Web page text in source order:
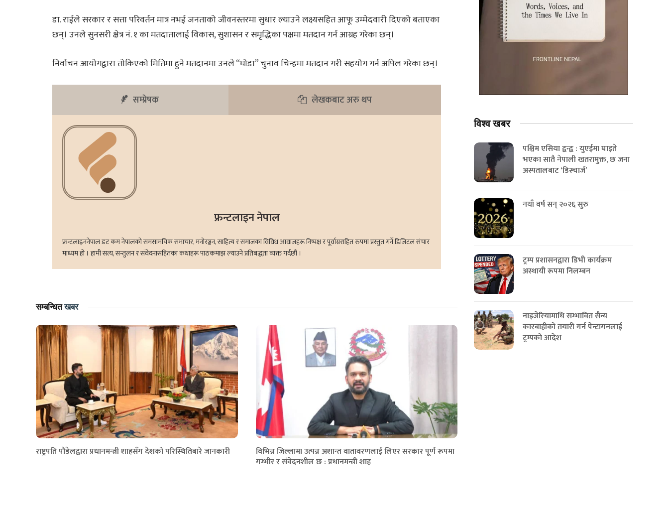
डा. राईले सरकार र सत्ता परिवर्तन मात्र नभई जनताको जीवनस्तरमा सुधार ल्याउने लक्ष्यसहित आफू उम्मेदवारी दिएको बताएका
छन्। उनले सुनसरी क्षेत्र नं. १ का मतदातालाई विकास, सुशासन र समृद्धिका पक्षमा मतदान गर्न आग्रह गरेका छन्।
निर्वाचन आयोगद्वारा तोकिएको मितिमा हुने मतदानमा उनले “घोडा” चुनाव चिन्हमा मतदान गरी सहयोग गर्न अपिल गरेका छन्।
सम्प्रेषक लेखकबाट अरु थप
फ्रन्टलाइन नेपाल
फ्रन्टलाइननेपाल डट कम नेपालको समसामयिक समाचार, मनोरञ्जन, साहित्य र समाजका विविध आवाजहरू निष्पक्ष र पूर्वाग्रराहित रुपमा प्रस्तुत गर्ने डिजिटल संचार
माध्यम हो । हामी सत्य, सन्तुलन र संवेदनासहितका कथाहरू पाठकमाझ ल्याउने प्रतिबद्धता व्यक्त गर्दछौं ।
सम्बन्धितखबर
राष्ट्रपति पौडेलद्वारा प्रधानमन्त्री शाहसँग देशको परिस्थितिबारे जानकारी विभिन्न जिल्लामा उत्पन्न अशान्त वातावरणलाई लिएर सरकार पूर्ण रूपमा
गम्भीर र संवेदनशील छ : प्रधानमन्त्री शाह
विश्वखबर
पश्चिम एसिया द्वन्द्व : युएईमा घाइते
भएका सातै नेपाली खतरामुक्त, छ जना
अस्पतालबाट ‘डिस्चार्ज’
नयाँ वर्ष सन् २०२६ सुरु
ट्रम्प प्रशासनद्वारा डिभी कार्यक्रम
अस्थायी रूपमा निलम्बन
नाइजेरियामाथि सम्भावित सैन्य
कारबाहीको तयारी गर्न पेन्टागनलाई
ट्रम्पको आदेश